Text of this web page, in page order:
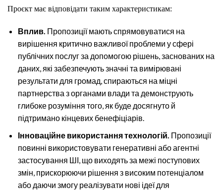
Проєкт має відповідати таким характеристикам:
Вплив. Пропозиції мають спрямовуватися на
вирішення критично важливої проблеми у сфері
публічних послуг за допомогою рішень, заснованих на
даних, які забезпечують значні та вимірювані
результати для громад, спираються на міцні
партнерства з органами влади та демонструють
глибоке розуміння того, як буде досягнуто й
підтримано кінцевих бенефіціарів.
Інноваційне використання технологій. Пропозиції
повинні використовувати генеративні або агентні
застосування ШІ, що виходять за межі поступових
змін, прискорюючи рішення з високим потенціалом
або даючи змогу реалізувати нові ідеї для